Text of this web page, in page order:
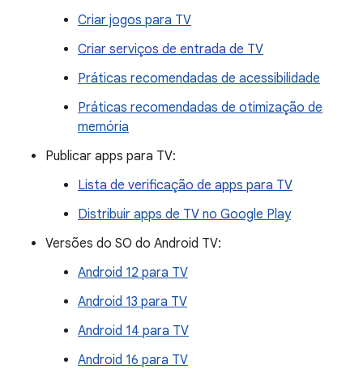
Criar jogos para TV
Criar serviços de entrada de TV
Práticas recomendadas de acessibilidade
Práticas recomendadas de otimização de
memória
Publicar apps para TV:
Lista de verificação de apps para TV
Distribuir apps de TV no Google Play
Versões do SO do Android TV:
Android 12 para TV
Android 13 para TV
Android 14 para TV
Android 16 para TV